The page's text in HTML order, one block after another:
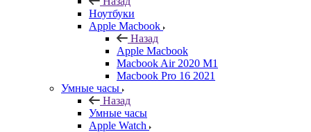
Ноутбуки
Apple Macbook
Назад
Apple Macbook
Macbook Air 2020 M1
Macbook Pro 16 2021
Умные часы
Назад
Умные часы
Apple Watch